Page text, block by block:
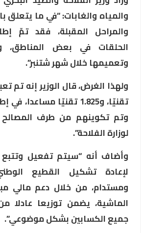
والمياه والغابات: “في ما يتعلق
والمراحل المقبلة، فقد تمّ
الحلقات في بعض المناطق،
وتعميمها خلال شهر شتنبر”.
تقنيّا، و1.825 تقنيّا
وتم تكوينهم من طرف المصالح
لوزارة الفلاحة”.
وأضاف أنه “سيتم تفعيل وتتبع
لإعادة تشكيل القطيع
ومستدام، من خلال دعم مالي
الماشية، يضمن توزيعا عادلا
جميع الكسابين بشكل موضوعي”.